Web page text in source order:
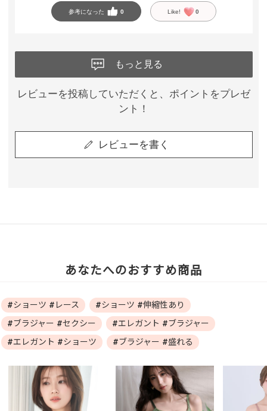
参考になった 0 Like! 0
もっと見る
レビューを投稿していただくと、ポイントをプレゼ
ント！
レビューを書く
あなたへのおすすめ商品
#ショーツ #レース
#ショーツ #伸縮性あり
#ブラジャー #セクシー
#エレガント #ブラジャー
#エレガント #ショーツ
#ブラジャー #盛れる